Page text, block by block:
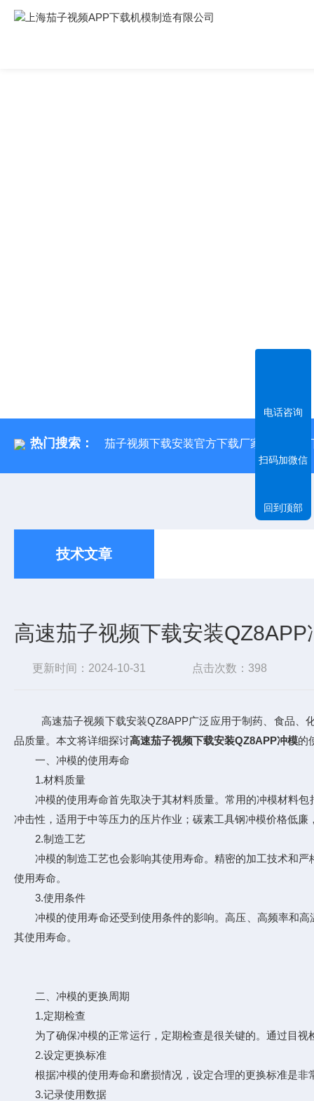
热门搜索： 茄子视频下载安装官方下载厂家 茄子视频
技术文章
高速茄子视频下载安装
更新时间：2024-10-31 点击次数：398
高速茄子视频下载安装QZ8APP广泛应用于制药、食品、
品质量。本文将详细探讨高速茄子视频下载安装QZ8APP冲模的
一、冲模的使用寿命
1.材料质量
冲模的使用寿命首先取决于其材料质量。常用的冲模材料包
冲击性，适用于中等压力的压片作业；碳素工具钢冲模价格低廉
2.制造工艺
冲模的制造工艺也会影响其使用寿命。精密的加工技术和严
使用寿命。
3.使用条件
冲模的使用寿命还受到使用条件的影响。高压、高频率和
其使用寿命。
二、冲模的更换周期
1.定期检查
为了确保冲模的正常运行，定期检查是很关键的。通过目视
2.设定更换标准
根据冲模的使用寿命和磨损情况，设定合理的更换标准是非常重要
3.记录使用数据
电话咨询
扫码加微信
回到顶部